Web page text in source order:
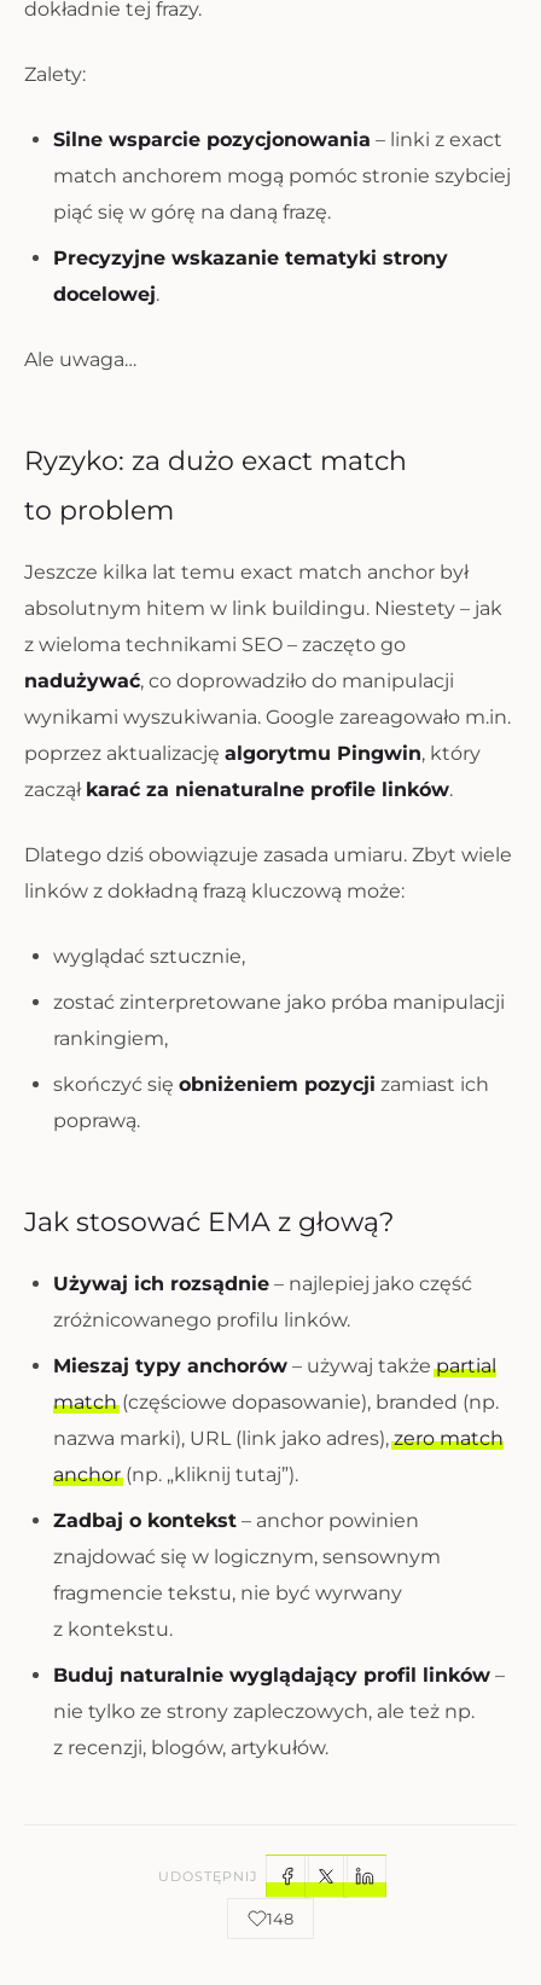
dokładnie tej frazy.
Zalety:
Silne wsparcie pozycjonowania – linki z exact
match anchorem mogą pomóc stronie szybciej
piąć się w górę na daną frazę.
Precyzyjne wskazanie tematyki strony
docelowej.
Ale uwaga…
Ryzyko: za dużo exact match
to problem
Jeszcze kilka lat temu exact match anchor był
absolutnym hitem w link buildingu. Niestety – jak
z wieloma technikami SEO – zaczęto go
nadużywać, co doprowadziło do manipulacji
wynikami wyszukiwania. Google zareagowało m.in.
poprzez aktualizację algorytmu Pingwin, który
zaczął karać za nienaturalne profile linków.
Dlatego dziś obowiązuje zasada umiaru. Zbyt wiele
linków z dokładną frazą kluczową może:
wyglądać sztucznie,
zostać zinterpretowane jako próba manipulacji
rankingiem,
skończyć się obniżeniem pozycji zamiast ich
poprawą.
Jak stosować EMA z głową?
Używaj ich rozsądnie – najlepiej jako część
zróżnicowanego profilu linków.
Mieszaj typy anchorów – używaj takżepartial
match(częściowe dopasowanie), branded (np.
nazwa marki), URL (link jako adres),zero match
anchor(np. „kliknij tutaj”).
Zadbaj o kontekst – anchor powinien
znajdować się w logicznym, sensownym
fragmencie tekstu, nie być wyrwany
z kontekstu.
Buduj naturalnie wyglądający profil linków –
nie tylko ze strony zapleczowych, ale też np.
z recenzji, blogów, artykułów.
UDOSTĘPNIJ
148